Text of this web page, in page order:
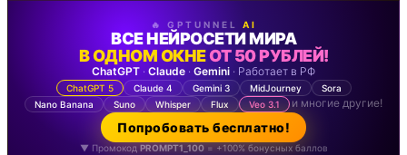
🔥 GPTUNNEL AI
ВСЕ НЕЙРОСЕТИ МИРА
В ОДНОМ ОКНЕОТ 50 РУБЛЕЙ!
ChatGPT · Claude · Gemini · Работает в РФ
ChatGPT 5 Claude 4 Gemini 3 MidJourney
Sora
Nano Banana
Suno Whisper Flux Veo 3.1 и многие другие!
Попробовать бесплатно!
▼ Промокод PROMPT1_100= +100% бонусных баллов